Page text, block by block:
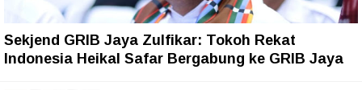
Sekjend GRIB Jaya Zulfikar: Tokoh Rekat
Indonesia Heikal Safar Bergabung ke GRIB Jaya